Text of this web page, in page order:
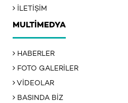
İLETİŞİM
MULTİMEDYA
HABERLER
FOTO GALERİLER
VİDEOLAR
BASINDA BİZ